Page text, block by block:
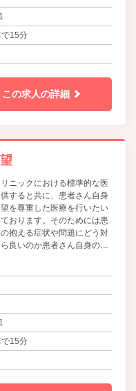
15分
この求人の詳細
ニックにおける標準的な医
すると共に、患者さん自身
を尊重した医療を行いたい
おります。そのためには患
抱える症状や問題にどう対
良いのか患者さん自身のご
非お聞きしたいと考えてお
患者さん自身のご希望を欧
います。
15分